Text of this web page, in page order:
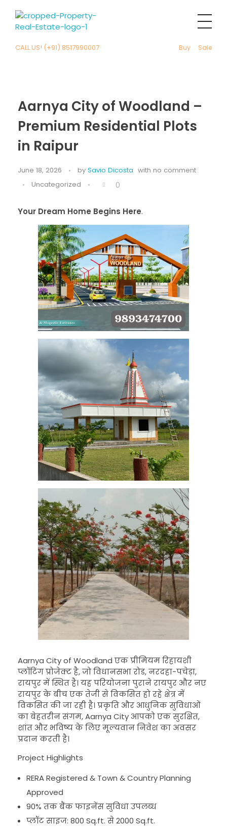
CALL US! (+91) 8517990007 Buy Sale
Aarnya City of Woodland –
Premium Residential Plots
in Raipur
June 18, 2026 by Savio Dicosta with no comment
Uncategorized
0
Your Dream Home Begins Here.
Aarnya City of Woodland एक प्रीमियम रिहायशी
प्लॉटिंग प्रोजेक्ट है, जो विधानसभा रोड, नरदहा-पचेड़ा,
रायपुर में स्थित है। यह परियोजना पुराने रायपुर और नए
रायपुर के बीच एक तेजी से विकसित हो रहे क्षेत्र में
विकसित की जा रही है। प्रकृति और आधुनिक सुविधाओं
का बेहतरीन संगम, Aarnya City आपको एक सुरक्षित,
शांत और भविष्य के लिए मूल्यवान निवेश का अवसर
प्रदान करती है।
Project Highlights
RERA Registered & Town & Country Planning
Approved
90% तक बैंक फाइनेंस सुविधा उपलब्ध
प्लॉट साइज: 800 Sq.ft. से 2000 Sq.ft.